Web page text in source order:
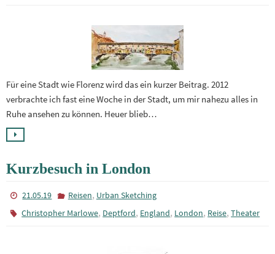
Für eine Stadt wie Florenz wird das ein kurzer Beitrag. 2012
verbrachte ich fast eine Woche in der Stadt, um mir nahezu alles in
Ruhe ansehen zu können. Heuer blieb…
Kurzbesuch in London
21.05.19 Reisen, Urban Sketching
Christopher Marlowe, Deptford, England, London, Reise,Theater